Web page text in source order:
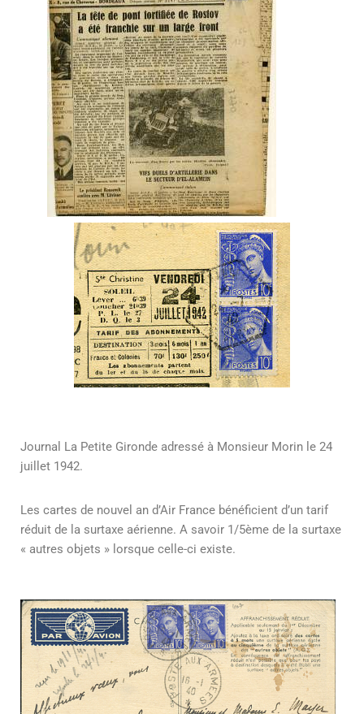
Journal La Petite Gironde adressé à Monsieur Morin le 24
juillet 1942.
Les cartes de nouvel an d’Air France bénéficient d’un tarif
réduit de la surtaxe aérienne. A savoir 1/5ème de la surtaxe
« autres objets » lorsque celle-ci existe.